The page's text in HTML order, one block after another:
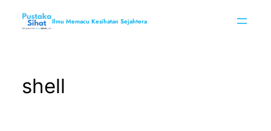
Ilmu Memacu Kesihatan Sejahtera
shell